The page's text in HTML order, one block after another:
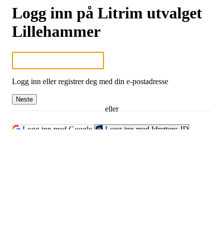
Logg inn på Litrim utvalget
Lillehammer
Logg inn eller registrer deg med din e-postadresse
Neste
eller
Logg inn med Google Logg inn med Idrettens ID